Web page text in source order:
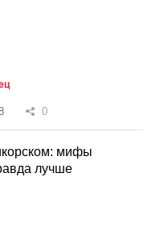
0
мифы
лучше